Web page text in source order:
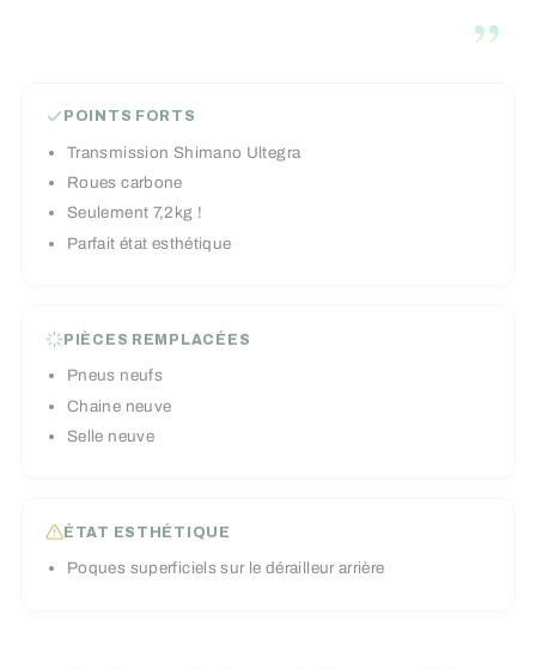
”
POINTS FORTS
Transmission Shimano Ultegra
Roues carbone
Seulement 7,2kg !
Parfait état esthétique
PIÈCES REMPLACÉES
Pneus neufs
Chaine neuve
Selle neuve
ÉTAT ESTHÉTIQUE
Poques superficiels sur le dérailleur arrière